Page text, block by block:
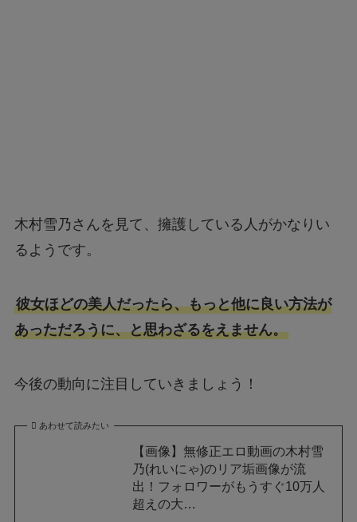
木村雪乃さんを見て、擁護している人がかなりい
るようです。
彼女ほどの美人だったら、もっと他に良い方法が
あっただろうに、と思わざるをえません。
今後の動向に注目していきましょう！
あわせて読みたい
【画像】無修正エロ動画の木村雪
乃(れいにゃ)のリア垢画像が流
出！フォロワーがもうすぐ10万人
超えの大…